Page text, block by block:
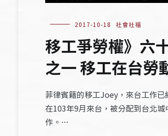
2017-10-18 社會社福
移工爭勞權》六
之一 移工在台勞
菲律賓籍的移工Joey，來台工作
在103年9月來台，被分配到台北
作。…